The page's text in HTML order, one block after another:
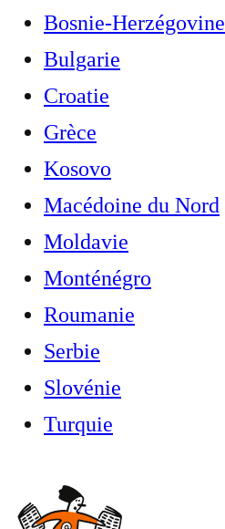
Bosnie-Herzégovine
Bulgarie
Croatie
Grèce
Kosovo
Macédoine du Nord
Moldavie
Monténégro
Roumanie
Serbie
Slovénie
Turquie